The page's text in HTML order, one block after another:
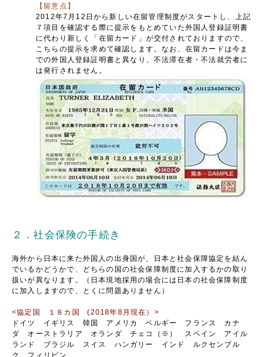
【留意点】
2012年7月12日から新しい在留管理制度がスタートし、上記
７項目を確認する際に提示をもとめていた外国人登録証明書
に代わり新しく「在留カード」が交付されておりますので、
こちらの提示を求めて確認します。なお、在留カードは今ま
での外国人登録証明書と異なり、不法滞在者・不法就労者に
は発行されません。
２．社会保険の手続き
海外から日本に来た外国人の出身国が、日本と社会保障協定を結ん
でいるかどうかで、どちらの国の社会保障制度に加入するかの取り
扱いが異なります。（日本現地採用の場合には日本の社会保障制度
に加入しますので、とくに問題ありません）
<協定国 １８カ国 (2018年8月現在）>
ドイツ イギリス 韓国 アメリカ ベルギー フランス カナ
ダ オーストラリア オランダ チェコ（※） スペイン アイル
ランド ブラジル スイス ハンガリー インド ルクセンブル
ク フィリピン